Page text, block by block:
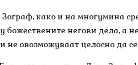
како и на многумина
божествените негови дела, а
овозможуваат целосно да